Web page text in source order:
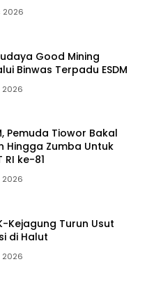
2026
Good Mining
Binwas Terpadu ESDM
2026
Pemuda Tiowor Bakal
Hingga Zumba Untuk
RI ke-81
2026
Kejagung Turun Usut
di Halut
2026